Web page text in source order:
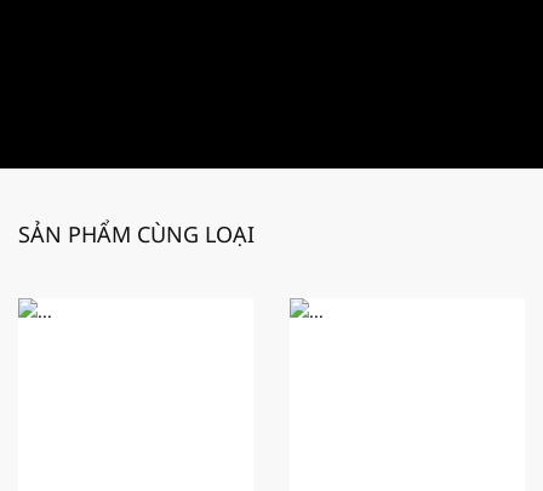
SẢN PHẨM CÙNG LOẠI